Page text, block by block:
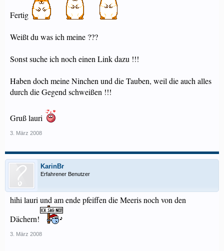
Fertig
Weißt du was ich meine ???
Sonst suche ich noch einen Link dazu !!!
Haben doch meine Ninchen und die Tauben, weil die auch alles
durch die Gegend schweißen !!!
Gruß lauri
3. März 2008
KarinBr
Erfahrener Benutzer
hihi lauri und am ende pfeiffen die Meeris noch von den
Dächern!
3. März 2008